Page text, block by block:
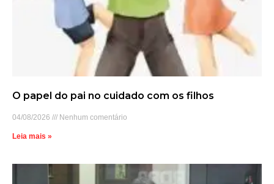
O papel do pai no cuidado com os filhos
04/08/2026 Nenhum comentário
Leia mais »